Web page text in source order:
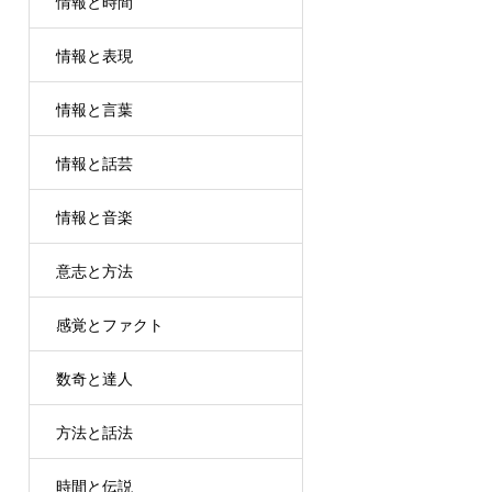
情報と表現
情報と言葉
情報と話芸
情報と音楽
意志と方法
感覚とファクト
数奇と達人
方法と話法
時間と伝説